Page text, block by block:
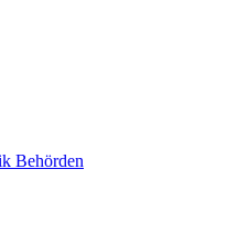
Behörden